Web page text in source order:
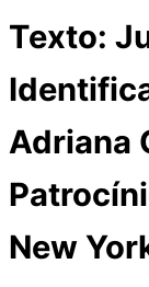
Texto:
Adriana
New